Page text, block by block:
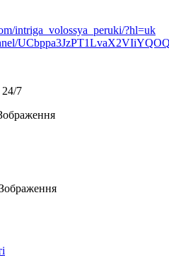
intriga_volossya_peruki/?hl=uk
7